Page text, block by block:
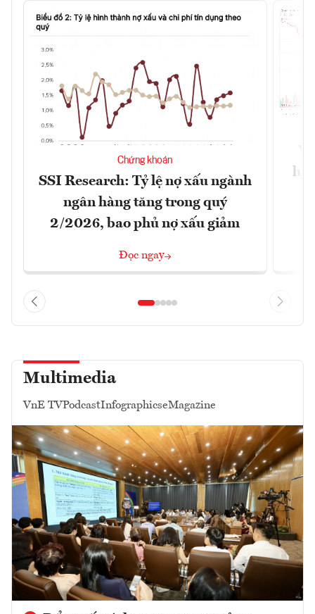
Chứng khoán
SSI Research: Tỷ lệ nợ xấu ngành
ngân hàng tăng trong quý
2/2026, bao phủ nợ xấu giảm
Đọc ngay
lực
Multimedia
VnE TVPodcastInfographicseMagazine